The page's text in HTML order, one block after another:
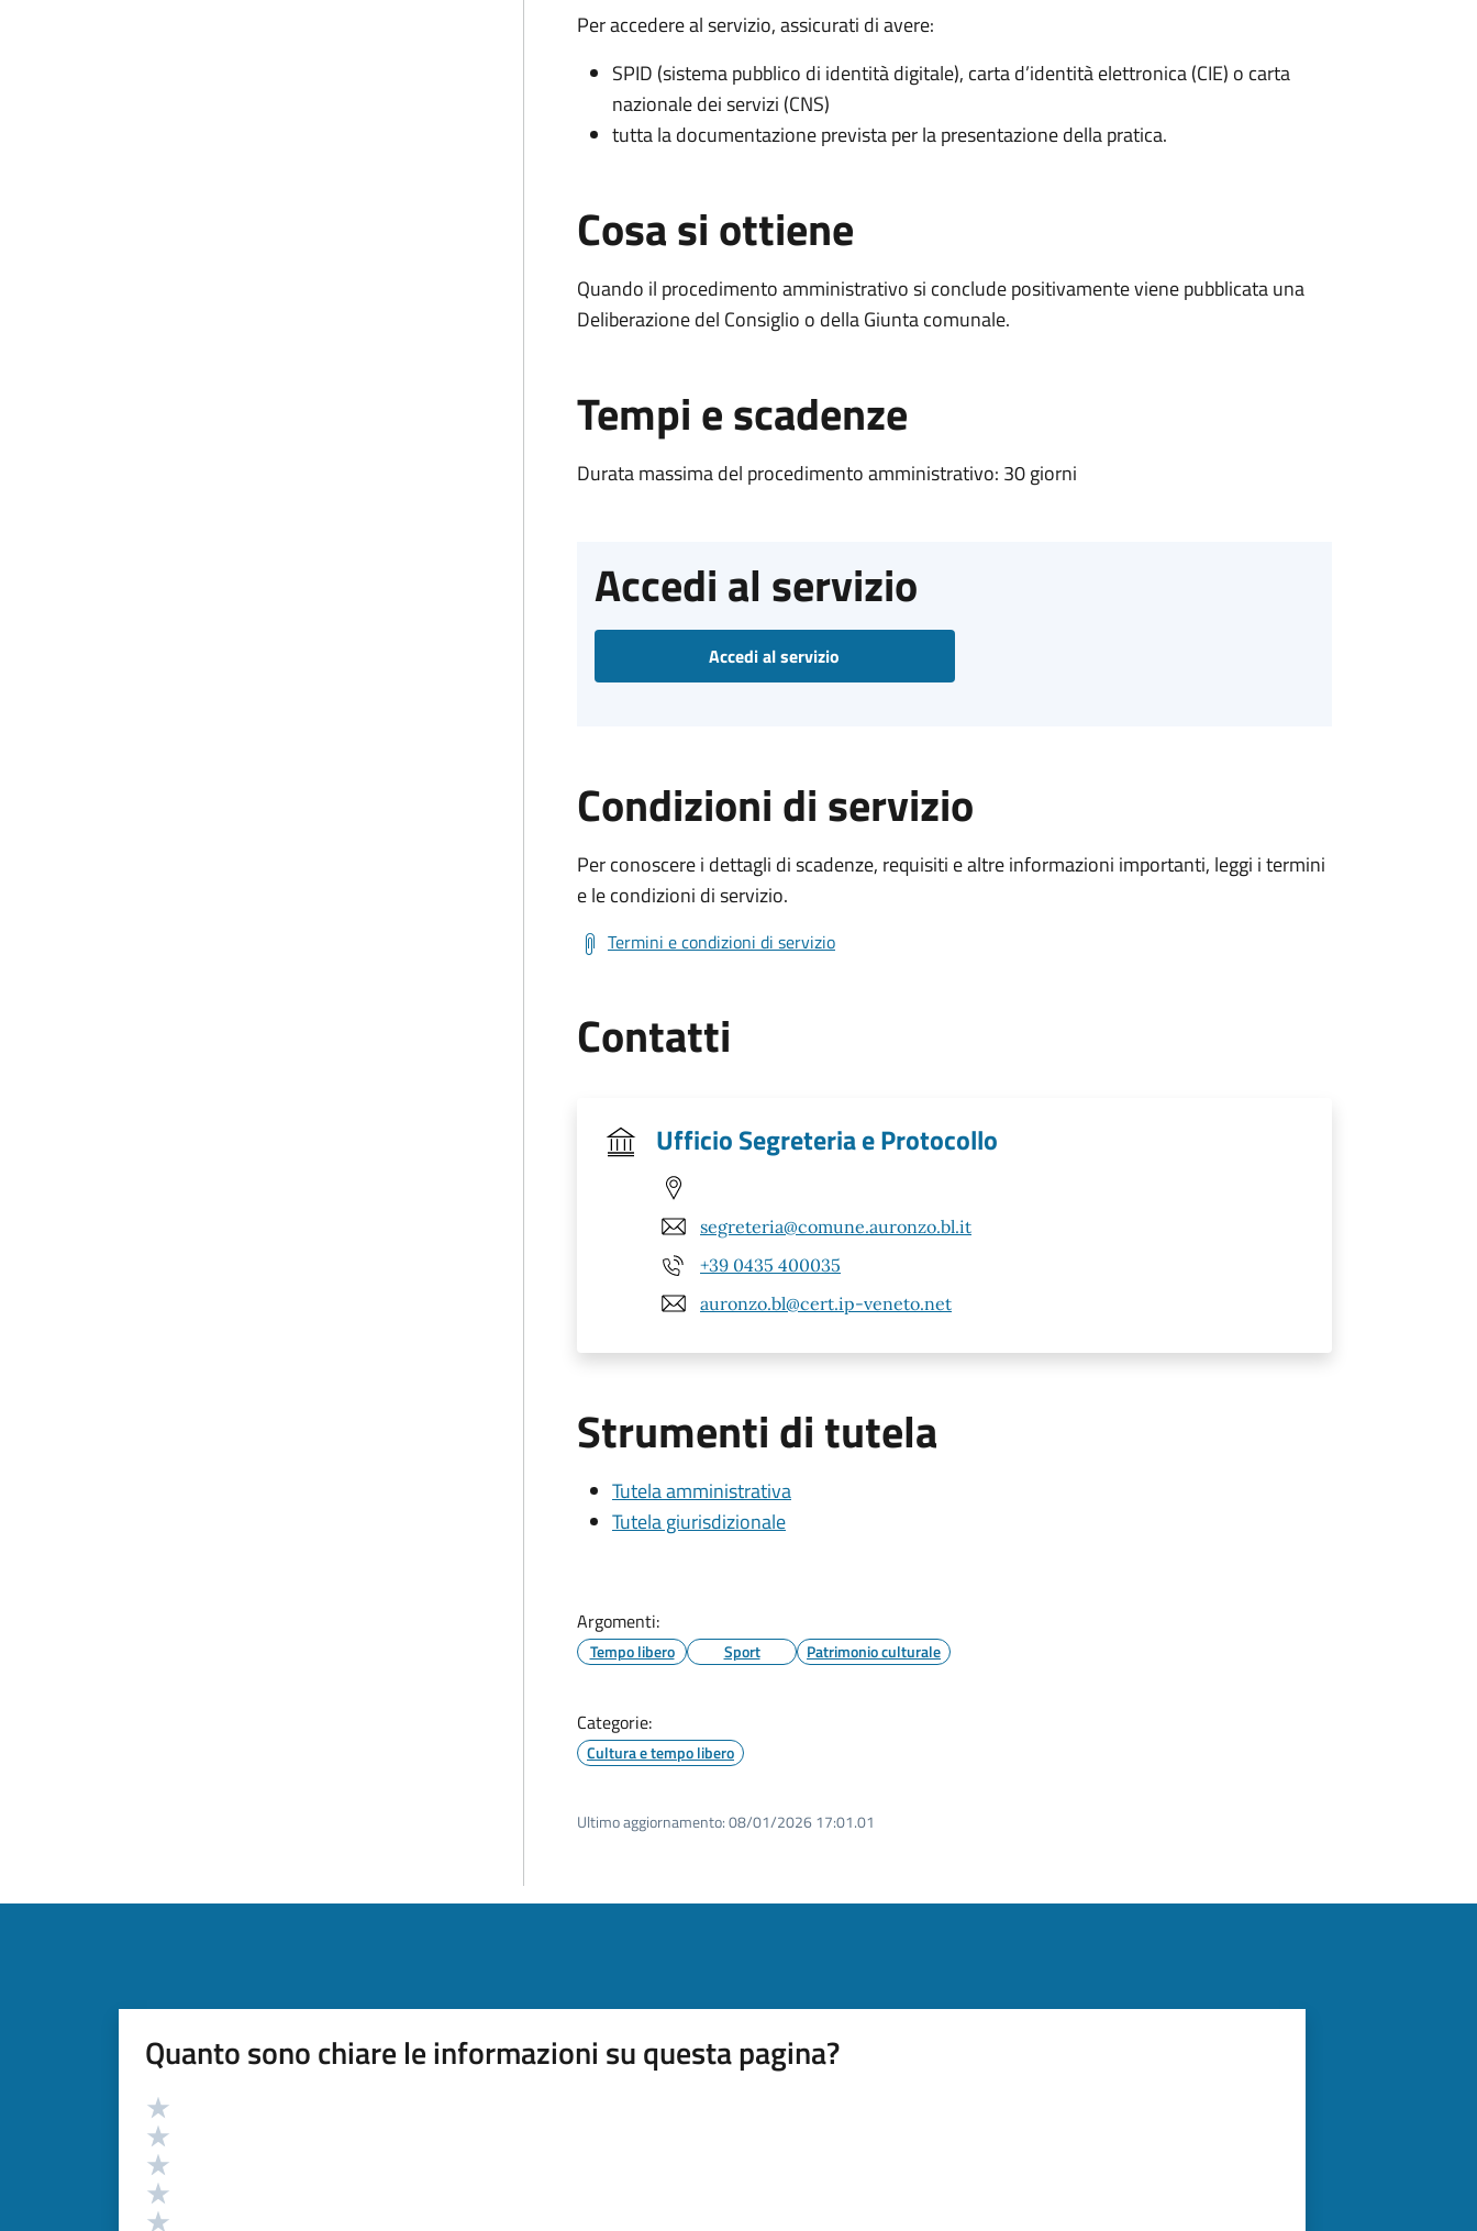
Per accedere al servizio, assicurati di avere:
SPID (sistema pubblico di identità digitale), carta d’identità elettronica (CIE) o carta
nazionale dei servizi (CNS)
tutta la documentazione prevista per la presentazione della pratica.
Cosa si ottiene
Quando il procedimento amministrativo si conclude positivamente viene pubblicata una
Deliberazione del Consiglio o della Giunta comunale.
Tempi e scadenze
Durata massima del procedimento amministrativo: 30 giorni
Accedi al servizio
Accedi al servizio
Condizioni di servizio
Per conoscere i dettagli di scadenze, requisiti e altre informazioni importanti, leggi i termini
e le condizioni di servizio.
Termini e condizioni di servizio
Contatti
Ufficio Segreteria e Protocollo
segreteria@comune.auronzo.bl.it
+39 0435 400035
auronzo.bl@cert.ip-veneto.net
Strumenti di tutela
Tutela amministrativa
Tutela giurisdizionale
Argomenti:
Tempo libero Sport Patrimonio culturale
Categorie:
Cultura e tempo libero
Ultimo aggiornamento:08/01/2026 17:01.01
Quanto sono chiare le informazioni su questa pagina?
Valutazione